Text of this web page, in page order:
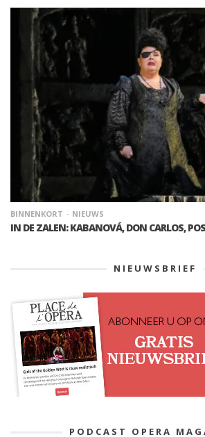
BINNENKORT NIEUWS
IN DE ZALEN: KABANOVÁ, DON CARLOS,
NIEUWSBRIEF
PODCAST OPERA